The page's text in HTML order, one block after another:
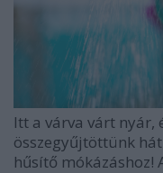
Itt a várva várt nyár,
összegyűjtöttünk
hűsítő mókázáshoz!